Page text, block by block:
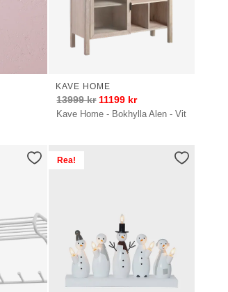
Kave Home - Bokhylla Alen - Vit
KAVE HOME
13999kr 11199 kr
Rea!